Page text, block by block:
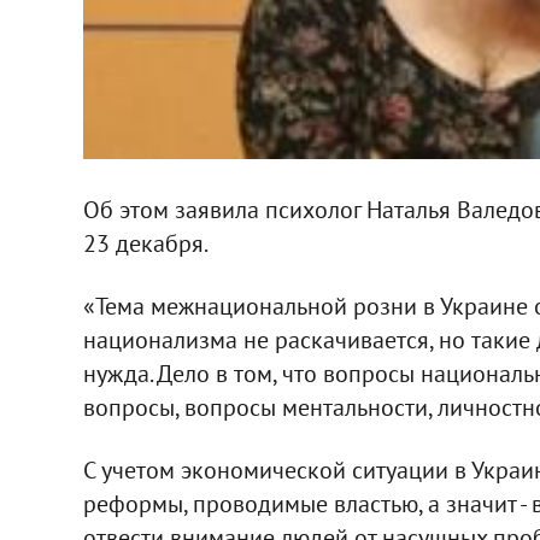
Об этом заявила психолог Наталья
23 декабря.
«Тема межнациональной розни в Украине
национализма не раскачивается, но такие
нужда. Дело в том, что вопросы
вопросы, вопросы ментальности,
С учетом экономической ситуации в
реформы, проводимые властью, а значит -